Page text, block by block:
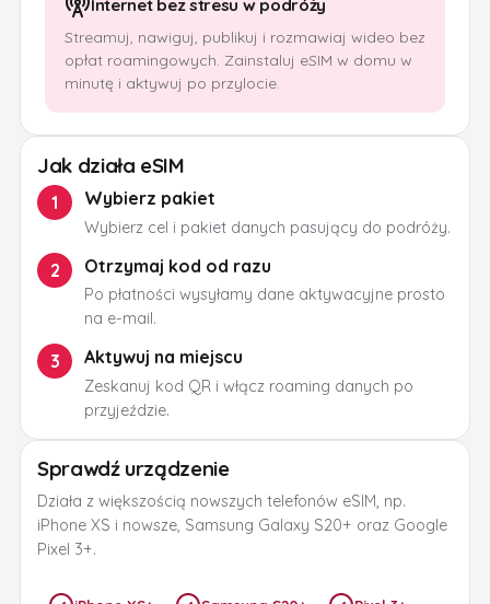
Internet bez stresu w podróży
Streamuj, nawiguj, publikuj i rozmawiaj wideo bez
opłat roamingowych. Zainstaluj eSIM w domu w
minutę i aktywuj po przylocie.
Jak działa eSIM
1 Wybierz pakiet
Wybierz cel i pakiet danych pasujący do podróży.
2 Otrzymaj kod od razu
Po płatności wysyłamy dane aktywacyjne prosto
na e-mail.
3 Aktywuj na miejscu
Zeskanuj kod QR i włącz roaming danych po
przyjeździe.
Sprawdź urządzenie
Działa z większością nowszych telefonów eSIM, np.
iPhone XS i nowsze, Samsung Galaxy S20+ oraz Google
Pixel 3+.